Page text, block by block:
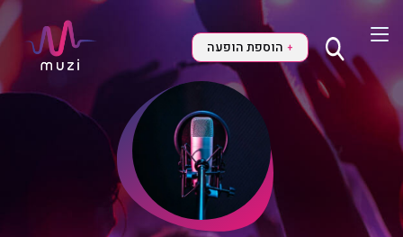
+ הוספת הופעה